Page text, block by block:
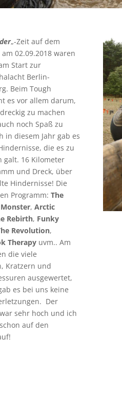
„-Zeit auf dem
02.09.2018 waren
Start zur
Berlin-
Beim Tough
es vor allem darum,
zu machen
noch Spaß zu
in diesem Jahr gab es
die es zu
galt. 16 Kilometer
und Dreck, über
Hindernisse! Die
Programm:The
,Arctic
Rebirth, Funky
Revolution,
Therapy uvm.. Am
die viele
Kratzern und
ausgewertet,
es bei uns keine
Der
sehr hoch und ich
auf den